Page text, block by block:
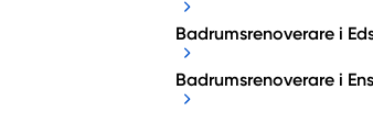
Badrumsrenoverare i
Badrumsrenoverare i